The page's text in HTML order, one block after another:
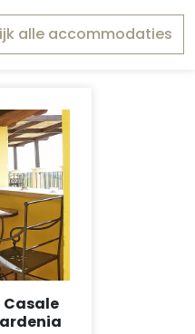
alle accommodaties
Casale